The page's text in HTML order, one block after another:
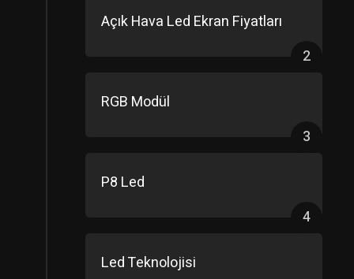
Açık Hava Led Ekran Fiyatları
2
RGB Modül
3
P8 Led
4
Led Teknolojisi